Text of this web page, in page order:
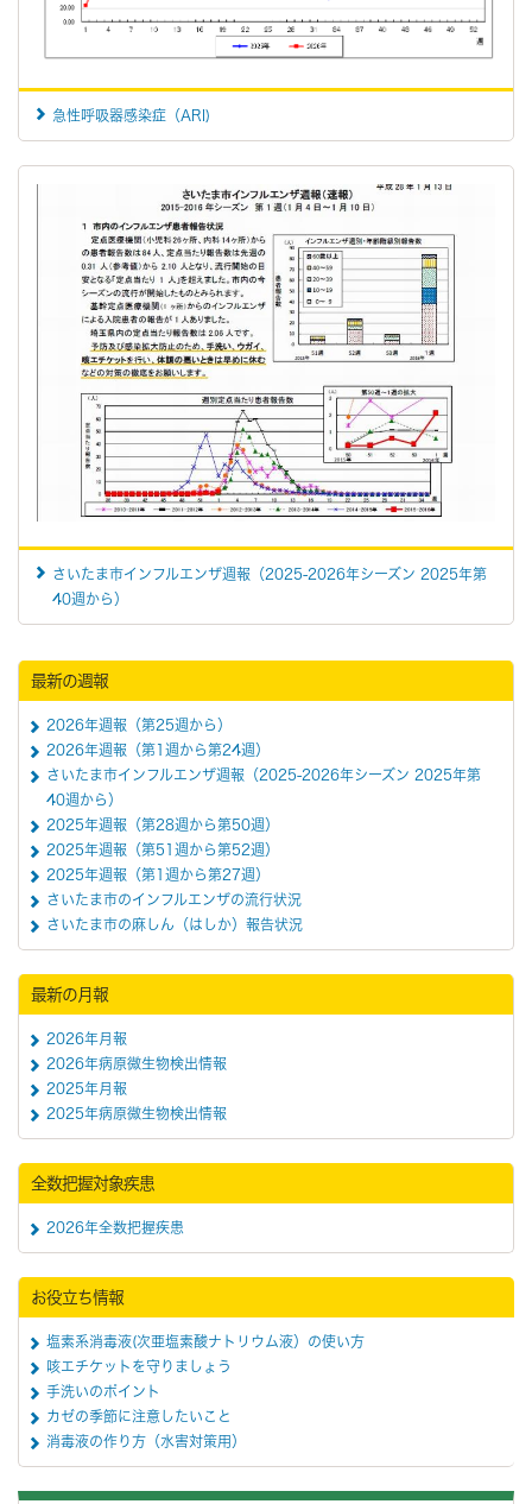
急性呼吸器感染症（ARI)
さいたま市インフルエンザ週報（2025-2026年シーズン 2025年第
40週から）
最新の週報
2026年週報（第25週から）
2026年週報（第1週から第24週）
さいたま市インフルエンザ週報（2025-2026年シーズン 2025年第
40週から）
2025年週報（第28週から第50週）
2025年週報（第51週から第52週）
2025年週報（第1週から第27週）
さいたま市のインフルエンザの流行状況
さいたま市の麻しん（はしか）報告状況
最新の月報
2026年月報
2026年病原微生物検出情報
2025年月報
2025年病原微生物検出情報
全数把握対象疾患
2026年全数把握疾患
お役立ち情報
塩素系消毒液(次亜塩素酸ナトリウム液）の使い方
咳エチケットを守りましょう
手洗いのポイント
カゼの季節に注意したいこと
消毒液の作り方（水害対策用）